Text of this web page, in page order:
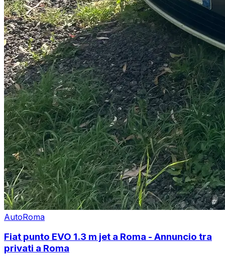
AutoRoma
Fiat punto EVO 1.3 m jet a Roma - Annuncio tra
privati a Roma